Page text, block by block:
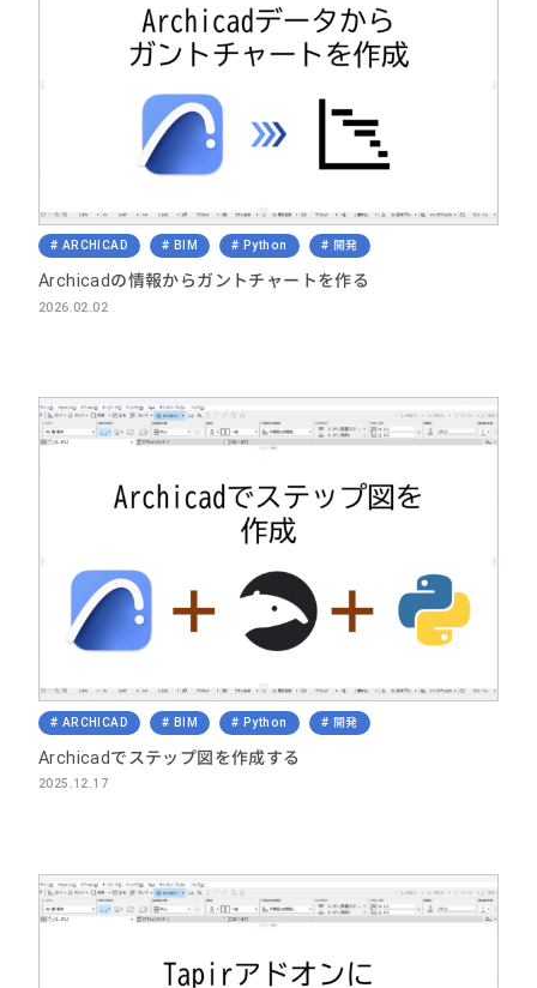
ARCHICAD BIM Python 開発
Archicadの情報からガントチャートを作る
2026.02.02
ARCHICAD BIM Python 開発
Archicadでステップ図を作成する
2025.12.17